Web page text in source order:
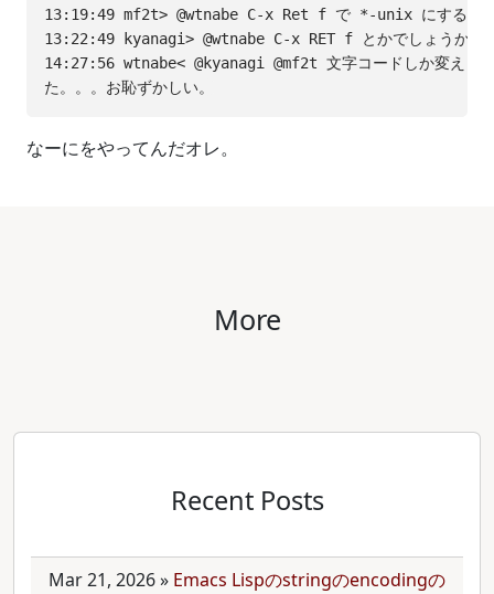
13:19:49 mf2t> @wtnabe C-x Ret f で *-unix にするとか
13:22:49 kyanagi> @wtnabe C-x RET f とかでしょうか？
14:27:56 wtnabe< @kyanagi @mf2t 文字コードしか変えら
なーにをやってんだオレ。
More
Recent Posts
Mar 21, 2026» Emacs Lispのstringのencodingの